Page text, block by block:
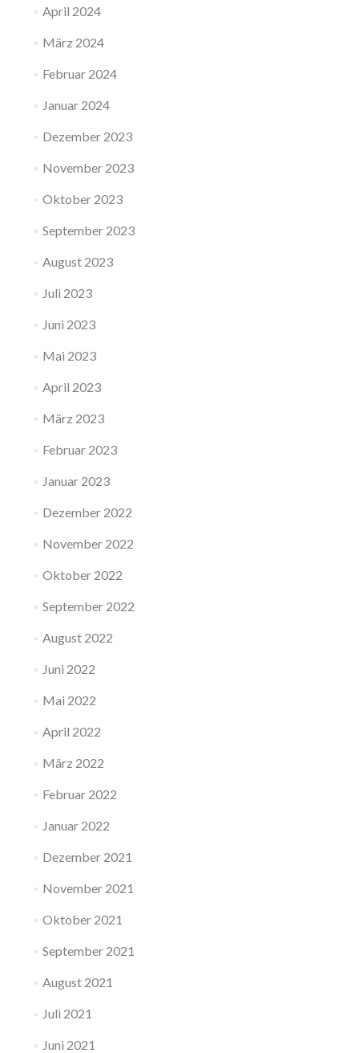
April 2024
März 2024
Februar 2024
Januar 2024
Dezember 2023
November 2023
Oktober 2023
September 2023
August 2023
Juli 2023
Juni 2023
Mai 2023
April 2023
März 2023
Februar 2023
Januar 2023
Dezember 2022
November 2022
Oktober 2022
September 2022
August 2022
Juni 2022
Mai 2022
April 2022
März 2022
Februar 2022
Januar 2022
Dezember 2021
November 2021
Oktober 2021
September 2021
August 2021
Juli 2021
Juni 2021